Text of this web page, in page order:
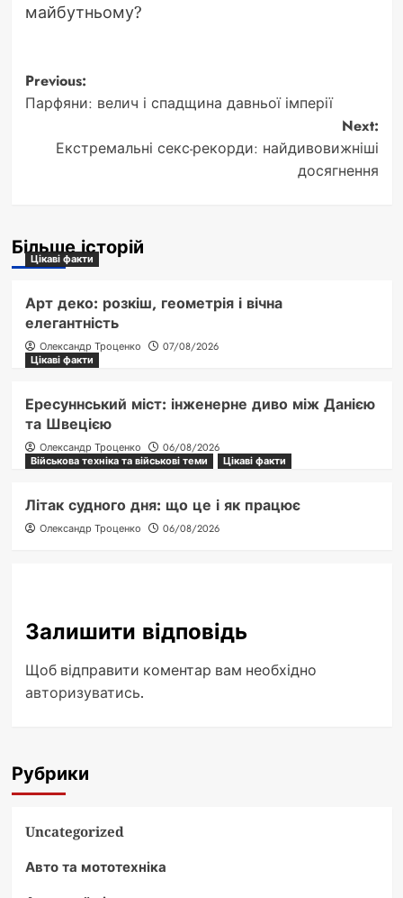
майбутньому?
Post
navigation
Previous:
Парфяни: велич і спадщина давньої імперії
Next:
Екстремальні секс-рекорди: найдивовижніші
досягнення
Більше історій
Цікаві факти
Арт деко: розкіш, геометрія і вічна
елегантність
Олександр Троценко
07/08/2026
Цікаві факти
Ересуннський міст: інженерне диво між Данією
та Швецією
Олександр Троценко
06/08/2026
Військова техніка та військові теми
Цікаві факти
Літак судного дня: що це і як працює
Олександр Троценко 06/08/2026
Залишити відповідь
Щоб відправити коментар вам необхідно
авторизуватись.
Рубрики
Uncategorized
Авто та мототехніка